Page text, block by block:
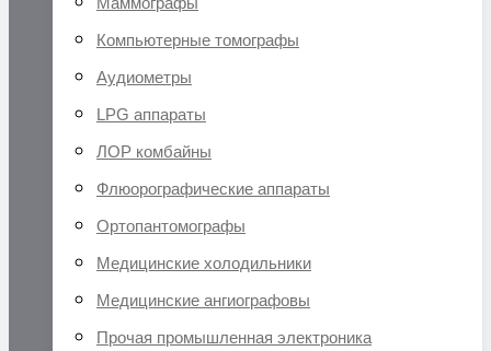
Компьютерные томографы
Аудиометры
LPG аппараты
ЛОР комбайны
Флюорографические аппараты
Ортопантомографы
Медицинские холодильники
Медицинские ангиографовы
Прочая промышленная электроника